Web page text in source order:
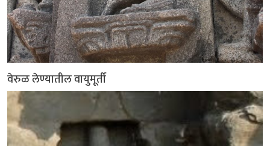
वेरुळ लेण्यातील वायुमूर्ती